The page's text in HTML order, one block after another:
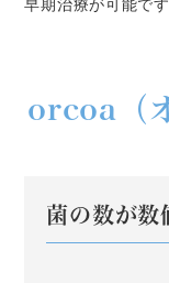
早期治療が可能です
orcoa（
菌の数が数